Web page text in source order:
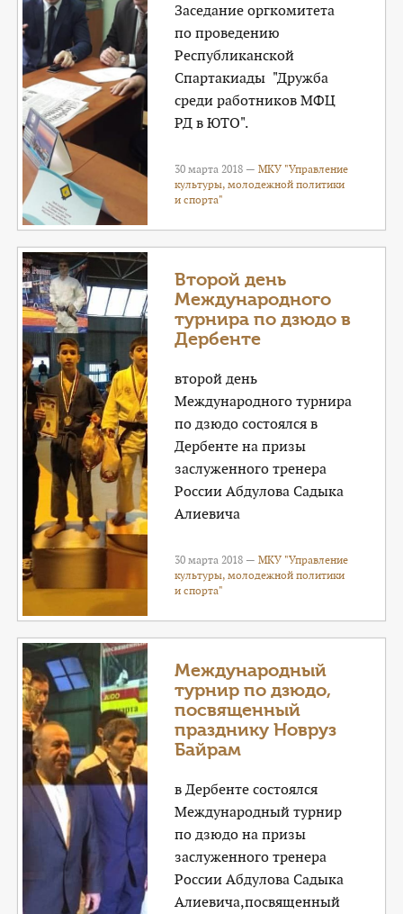
Заседание оргкомитета
по проведению
Республиканской
Спартакиады "Дружба
среди работников МФЦ
РД в ЮТО".
30 марта 2018 —МКУ "Управление
культуры, молодежной политики
и спорта"
Второй день
Международного
турнира по дзюдо в
Дербенте
второй день
Международного турнира
по дзюдо состоялся в
Дербенте на призы
заслуженного тренера
России Абдулова Садыка
Алиевича
30 марта 2018 —МКУ "Управление
культуры, молодежной политики
и спорта"
Международный
турнир по дзюдо,
посвященный
празднику Новруз
Байрам
в Дербенте состоялся
Международный турнир
по дзюдо на призы
заслуженного тренера
России Абдулова Садыка
Алиевича,посвященный